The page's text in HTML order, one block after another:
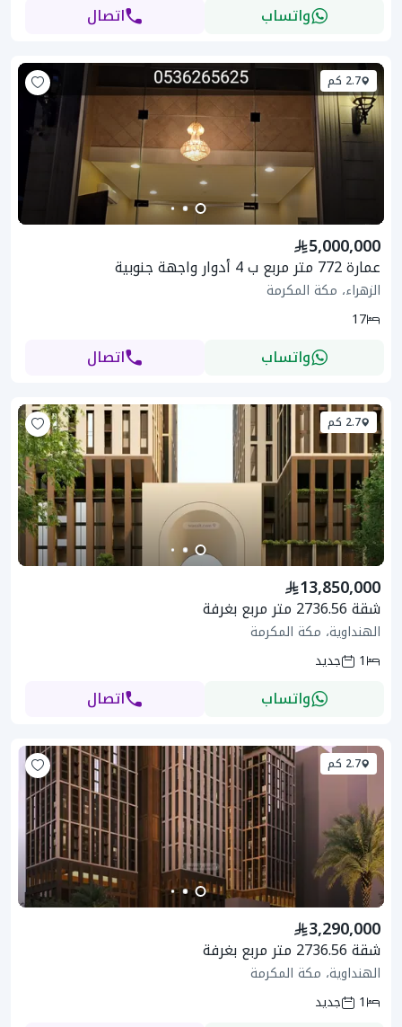
واتساب اتصال
2.7 كم
5,000,000
عمارة 772 متر مربع ب 4 أدوار واجهة جنوبية
الزهراء، مكة المكرمة
17
واتساب اتصال
2.7 كم
13,850,000
شقة 2736.56 متر مربع بغرفة
الهنداوية، مكة المكرمة
1
جديد
واتساب اتصال
2.7 كم
3,290,000
شقة 2736.56 متر مربع بغرفة
الهنداوية، مكة المكرمة
1
جديد